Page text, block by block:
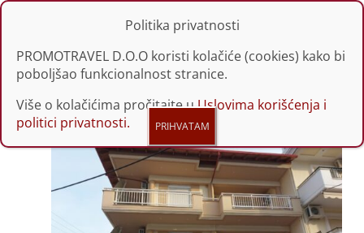
Politika privatnosti
PROMOTRAVEL D.O.O koristi kolačiće (cookies) kako bi
poboljšao funkcionalnost stranice.
Više o kolačićima pročitajte uUslovima korišćenja i
politici privatnosti.